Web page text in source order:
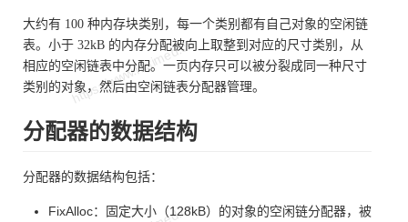
大约有 100 种内存块类别，每一个类别都有自己对象的空闲链
表。小于 32kB 的内存分配被向上取整到对应的尺寸类别，从
相应的空闲链表中分配。一页内存只可以被分裂成同一种尺寸
类别的对象，然后由空闲链表分配器管理。
分配器的数据结构
分配器的数据结构包括：
FixAlloc：固定大小（128kB）的对象的空闲链分配器，被